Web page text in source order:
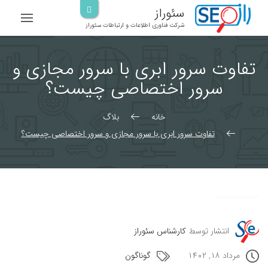
سئوراز
شرکت فناوری اطلاعات و ارتباطات سئوراز
تفاوت سرور ابری با سرور مجازی و
سرور اختصاصی چیست؟
خانه
بلاگ
تفاوت سرور ابری با سرور مجازی و سرور اختصاصی چیست؟
انتشار توسط کارشناس سئوراز
مرداد ۱۸, ۱۴۰۲
گوناگون